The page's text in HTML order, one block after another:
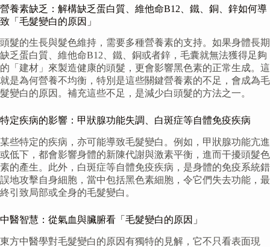
營養素缺乏：解構缺乏蛋白質、維他命B12、鐵、銅、鋅如何導
致「毛髮變白的原因」
頭髮的生長與髮色維持，需要多種營養素的支持。如果身體長期
缺乏蛋白質、維他命B12、鐵、銅或者鋅，毛囊就無法獲得足夠
的「建材」來製造健康的頭髮，更會影響黑色素的正常生成。這
就是為何營養不均衡，特別是這些關鍵營養素的不足，會成為毛
髮變白的原因。補充這些不足，是減少白頭髮的方法之一。
特定疾病的影響：甲狀腺功能失調、白斑症等自體免疫疾病
某些特定的疾病，亦可能導致毛髮變白。例如，甲狀腺功能亢進
或低下，都會影響身體的新陳代謝與激素平衡，進而干擾頭髮色
素的產生。此外，白斑症等自體免疫疾病，是身體的免疫系統錯
誤地攻擊自身細胞，當中包括黑色素細胞，令它們失去功能，最
終引致局部或全身的毛髮變白。
中醫智慧：從氣血與臟腑看「毛髮變白的原因」
東方中醫學對毛髮變白的原因有獨特的見解，它不只看表面現